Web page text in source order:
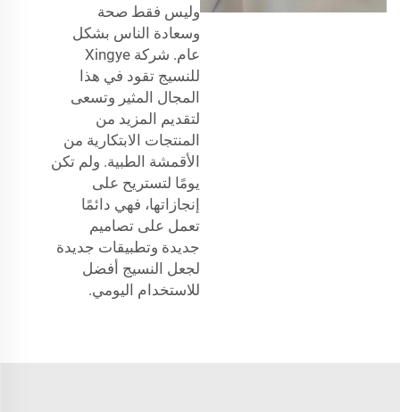
وليس فقط صحة
وسعادة الناس بشكل
عام. شركة Xingye
للنسيج تقود في هذا
المجال المثير وتسعى
لتقديم المزيد من
المنتجات الابتكارية من
الأقمشة الطبية. ولم تكن
يومًا لتستريح على
إنجازاتها، فهي دائمًا
تعمل على تصاميم
جديدة وتطبيقات جديدة
لجعل النسيج أفضل
للاستخدام اليومي.